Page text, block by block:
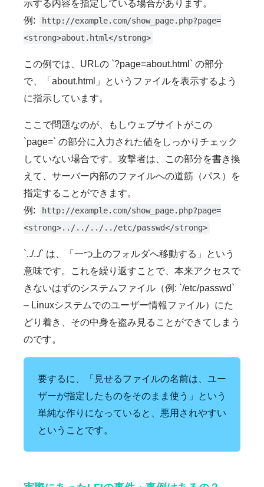
示する内容を指定している場合があります。
例:
http://example.com/show_page.php?page=
<strong>about.html</strong>
この例では、URLの `?page=about.html` の部分
で、「about.html」というファイルを表示するよう
に指示しています。
ここで問題なのが、もしウェブサイトがこの
`page=` の部分に入力された値をしっかりチェック
していない場合です。攻撃者は、この部分を書き換
えて、サーバー内部のファイルへの道筋（パス）を
指定することができます。
例:
http://example.com/show_page.php?page=
<strong>../../../../etc/passwd</strong>
`../../` は、「一つ上のフォルダへ移動する」という
意味です。これを繰り返すことで、本来アクセスで
きないはずのシステムファイル（例: `/etc/passwd`
– Linuxシステムでのユーザー情報ファイル）にた
どり着き、その中身を盗み見ることができてしまう
のです。
要するに、「見せるファイルの名前は、ユー
ザーが指定したものをそのまま使う」という
単純な作りになっていると、悪用されやすい
ということです。